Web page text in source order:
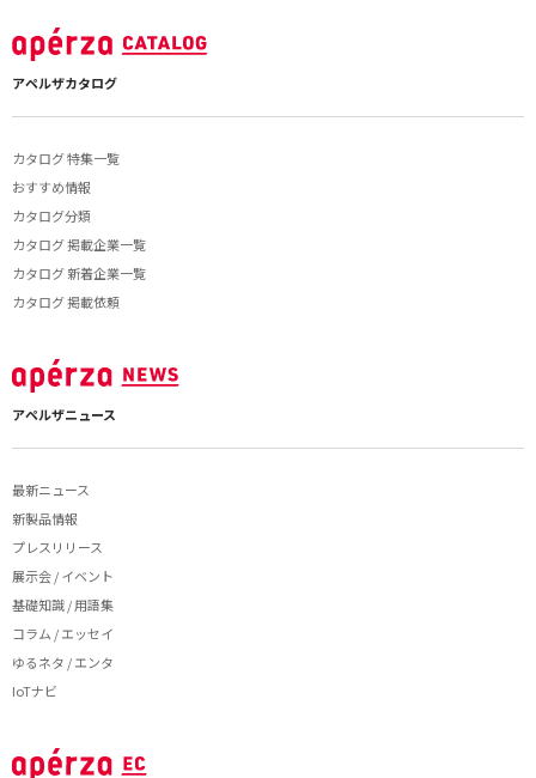
アペルザカタログ
カタログ 特集一覧
おすすめ情報
カタログ分類
カタログ 掲載企業一覧
カタログ 新着企業一覧
カタログ 掲載依頼
アペルザニュース
最新ニュース
新製品情報
プレスリリース
展示会 / イベント
基礎知識 / 用語集
コラム / エッセイ
ゆるネタ / エンタ
IoTナビ